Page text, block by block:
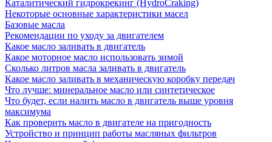
Каталитический гидрокрекинг (НydroСraking)
Некоторые основные характеристики масел
Базовые масла
Рекомендации по уходу за двигателем
Какое масло заливать в двигатель
Какое моторное масло использовать зимой
Сколько литров масла заливать в двигатель
Какое масло заливать в механическую коробку передач
Что лучше: минеральное масло или синтетическое
Что будет, если налить масло в двигатель выше уровня
максимума
Как проверить масло в двигателе на пригодность
Устройство и принцип работы масляных фильтров